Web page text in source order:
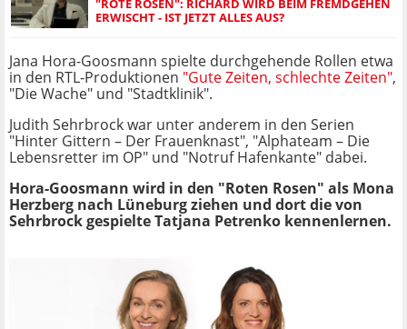
"ROTE ROSEN": RICHARD WIRD BEIM FREMDGEHEN
ERWISCHT - IST JETZT ALLES AUS?
Jana Hora-Goosmann spielte durchgehende Rollen etwa
in den RTL-Produktionen "Gute Zeiten, schlechte Zeiten",
"Die Wache" und "Stadtklinik".
Judith Sehrbrock war unter anderem in den Serien
"Hinter Gittern – Der Frauenknast", "Alphateam – Die
Lebensretter im OP" und "Notruf Hafenkante" dabei.
Hora-Goosmann wird in den "Roten Rosen" als Mona
Herzberg nach Lüneburg ziehen und dort die von
Sehrbrock gespielte Tatjana Petrenko kennenlernen.